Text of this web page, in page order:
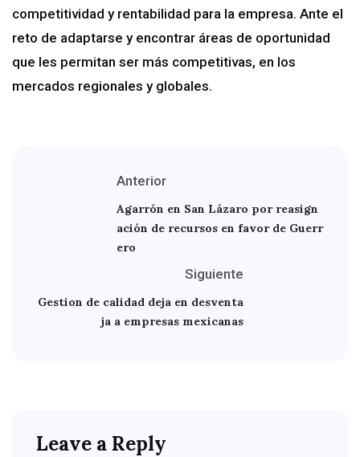
competitividad y rentabilidad para la empresa. Ante el
reto de adaptarse y encontrar áreas de oportunidad
que les permitan ser más competitivas, en los
mercados regionales y globales.
Anterior
Agarrón en San Lázaro por reasign
ación de recursos en favor de Guerr
ero
Siguiente
Gestion de calidad deja en desventa
ja a empresas mexicanas
Leave a Reply